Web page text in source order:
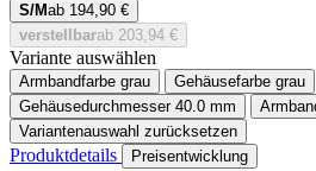
S/Mab 194,90 €
verstellbarab 203,94 €
Variante auswählen
Armbandfarbe grau Gehäusefarbe grau
Gehäusedurchmesser 40.0 mm
Variantenauswahl zurücksetzen
Produktdetails Preisentwicklung